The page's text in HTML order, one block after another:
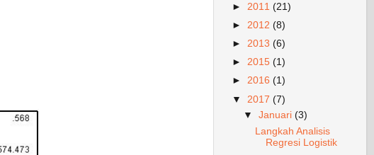
► 2011 (21)
► 2012 (8)
► 2013 (6)
► 2015 (1)
► 2016 (1)
▼ 2017 (7)
▼ Januari (3)
Langkah Analisis
Regresi Logistik